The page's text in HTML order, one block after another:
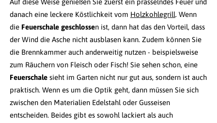
Auf diese Weise genießen Sie zuerst ein prasselndes Feuer und
danach eine leckere Köstlichkeit vom Holzkohlegrill. Wenn
die Feuerschale geschlossen ist, dann hat das den Vorteil, dass
der Wind die Asche nicht ausblasen kann. Zudem können Sie
die Brennkammer auch anderweitig nutzen - beispielsweise
zum Räuchern von Fleisch oder Fisch! Sie sehen schon, eine
Feuerschale sieht im Garten nicht nur gut aus, sondern ist auch
praktisch. Wenn es um die Optik geht, dann müssen Sie sich
zwischen den Materialien Edelstahl oder Gusseisen
entscheiden. Beides gibt es sowohl lackiert als auch